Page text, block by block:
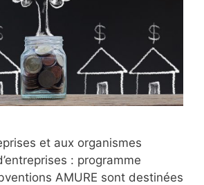
et aux organismes
: programme
AMURE sont destinées